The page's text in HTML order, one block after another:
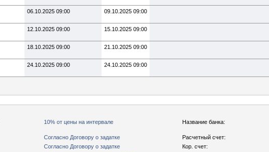
06.10.2025 09:00 09.10.2025 09:00
12.10.2025 09:00 15.10.2025 09:00
18.10.2025 09:00 21.10.2025 09:00
24.10.2025 09:00 24.10.2025 09:00
10% от цены на интервале Название банка:
Согласно Договору о задатке Расчетный счет:
Согласно Договору о задатке Кор. счет: